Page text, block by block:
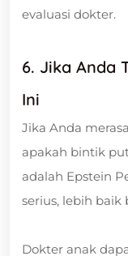
evaluasi dokter.
6. Jika Anda
Ini
Jika Anda
apakah bintik
adalah Epstein
serius, lebih baik
Dokter anak